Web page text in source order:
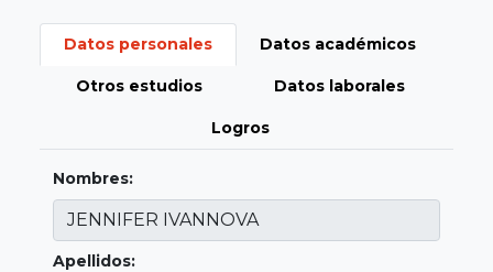
Datos personales Datos académicos
Otros estudios Datos laborales
Logros
Nombres:
Apellidos: